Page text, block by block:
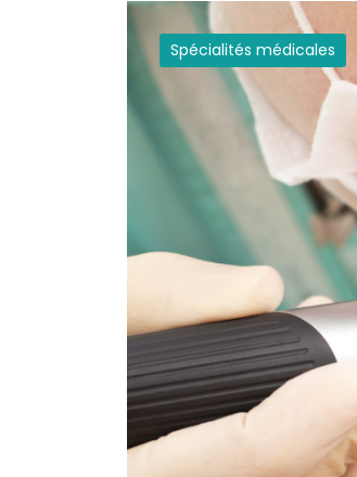
Spécialités médicales